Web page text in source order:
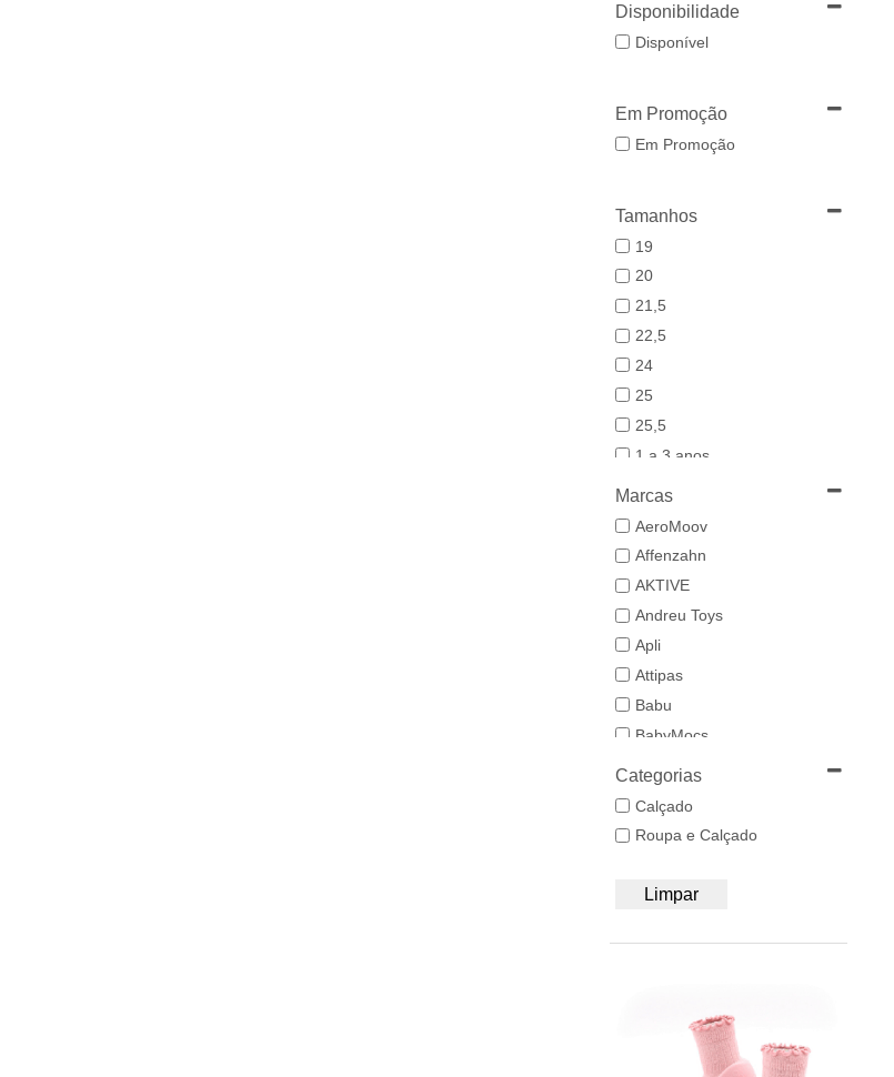
Disponibilidade
Disponível
Em Promoção
Em Promoção
Tamanhos
19
20
21,5
22,5
24
25
25,5
1 a 3 anos
29/30
3 a 6 anos
31
50/56
Marcas
AeroMoov
Affenzahn
AKTIVE
Andreu Toys
Apli
Attipas
Babu
BabyMocs
Babywoods
BAZAR BIZAR
Bblüv
BiOBUDDi
Bobbi Ravioli
Categorias
Calçado
Roupa e Calçado
Limpar